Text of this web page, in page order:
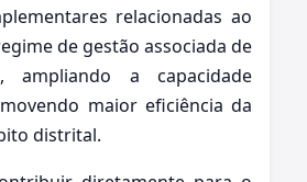
relacionadas ao
de gestão associada de
ampliando a capacidade
maior eficiência da
distrital.